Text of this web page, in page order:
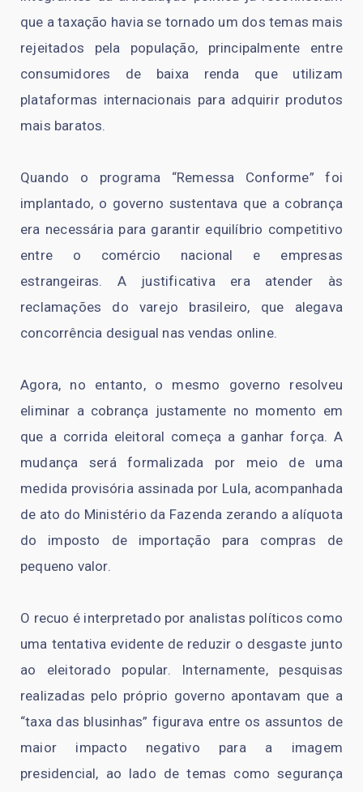
que a taxação havia se tornado um dos temas mais
rejeitados pela população, principalmente entre
consumidores de baixa renda que utilizam
plataformas internacionais para adquirir produtos
mais baratos.
Quando o programa “Remessa Conforme” foi
implantado, o governo sustentava que a cobrança
era necessária para garantir equilíbrio competitivo
entre o comércio nacional e empresas
estrangeiras. A justificativa era atender às
reclamações do varejo brasileiro, que alegava
concorrência desigual nas vendas online.
Agora, no entanto, o mesmo governo resolveu
eliminar a cobrança justamente no momento em
que a corrida eleitoral começa a ganhar força. A
mudança será formalizada por meio de uma
medida provisória assinada por Lula, acompanhada
de ato do Ministério da Fazenda zerando a alíquota
do imposto de importação para compras de
pequeno valor.
O recuo é interpretado por analistas políticos como
uma tentativa evidente de reduzir o desgaste junto
ao eleitorado popular. Internamente, pesquisas
realizadas pelo próprio governo apontavam que a
“taxa das blusinhas” figurava entre os assuntos de
maior impacto negativo para a imagem
presidencial, ao lado de temas como segurança